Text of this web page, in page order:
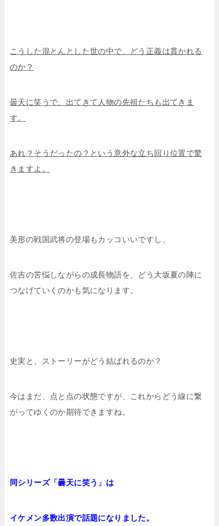
こうした混とんとした世の中で、どう正義は貫かれる
のか？
曇天に笑うで、出てきて人物の先祖たちも出てきま
す。
あれ？そうだったの？という意外な立ち回り位置で驚
きますよ。
美形の戦国武将の登場もカッコいいですし、
佐吉の苦悩しながらの成長物語を、どう大坂夏の陣に
つなげていくのかも気になります。
史実と、ストーリーがどう結ばれるのか？
今はまだ、点と点の状態ですが、これからどう線に繋
がってゆくのか期待できますね。
同シリーズ「曇天に笑う」は
イケメン多数出演で話題になりました。